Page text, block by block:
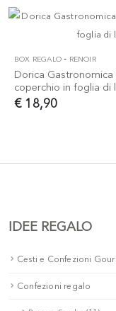
IDEE REGALO
Cesti e Confezioni
Confezioni regalo
BOX REGALO - RENOIR
Dorica
coperchio in foglia di
€ 18,90